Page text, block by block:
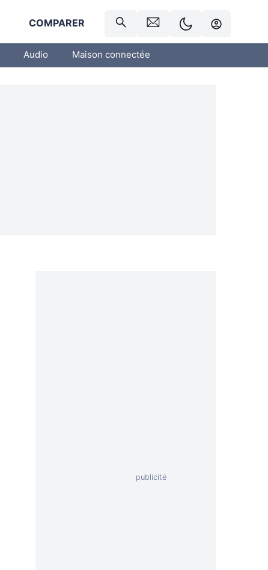
COMPARER
Audio Maison connectée